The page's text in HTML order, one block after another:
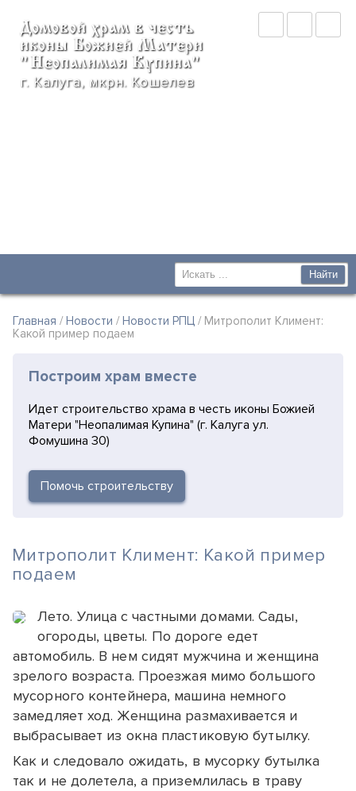
Домовой храм в честь
иконы Божией Матери
"Неопалимая Купина"
г. Калуга, мкрн. Кошелев
Главная /Новости /Новости РПЦ / Митрополит Климент:
Какой пример подаем
Построим храм вместе
Идет строительство храма в честь иконы Божией
Матери "Неопалимая Купина" (г. Калуга ул.
Фомушина 30)
Помочь строительству
Митрополит Климент: Какой пример
подаем
Лето. Улица с частными домами. Сады,
огороды, цветы. По дороге едет
автомобиль. В нем сидят мужчина и женщина
зрелого возраста. Проезжая мимо большого
мусорного контейнера, машина немного
замедляет ход. Женщина размахивается и
выбрасывает из окна пластиковую бутылку.
Как и следовало ожидать, в мусорку бутылка
так и не долетела, а приземлилась в траву